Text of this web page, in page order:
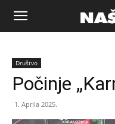
Naša
riječ
Zenica
Društvo
Počinje
1. Aprila 2025.